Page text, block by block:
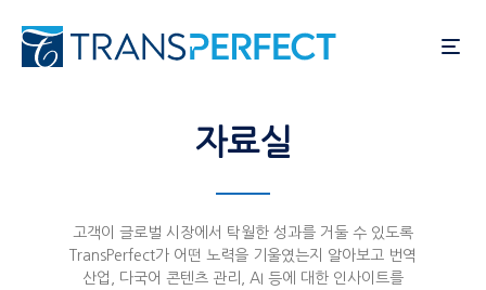
요
츠
로
뛰
기
자료실
고객이 글로벌 시장에서 탁월한 성과를 거둘 수 있도록
TransPerfect가 어떤 노력을 기울였는지 알아보고 번역
산업, 다국어 콘텐츠 관리, AI 등에 대한 인사이트를